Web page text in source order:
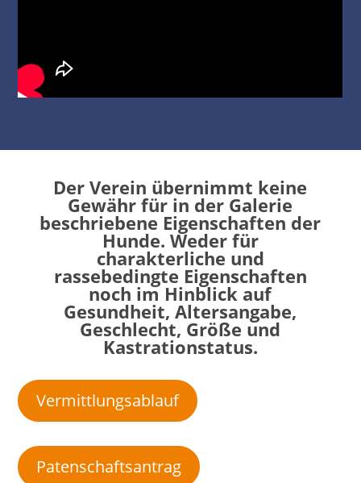
Der Verein übernimmt keine
Gewähr für in der Galerie
beschriebene Eigenschaften der
Hunde. Weder für
charakterliche und
rassebedingte Eigenschaften
noch im Hinblick auf
Gesundheit, Altersangabe,
Geschlecht, Größe und
Kastrationstatus.
Vermittlungsablauf
Patenschaftsantrag